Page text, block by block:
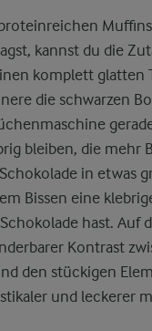
kannst du die
komplett glatten
die schwarzen
bleiben, die mehr
in etwas
Bissen eine
hast. Auf
Kontrast
den stückigen
und leckerer